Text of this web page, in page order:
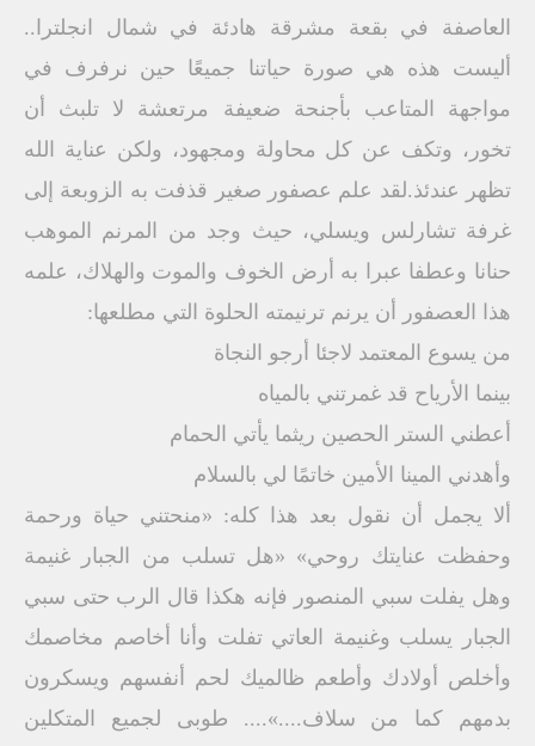
العاصفة في بقعة مشرقة هادئة في شمال انجلترا..
أليست هذه هي صورة حياتنا جميعًا حين نرفرف في
مواجهة المتاعب بأجنحة ضعيفة مرتعشة لا تلبث أن
تخور، وتكف عن كل محاولة ومجهود، ولكن عناية الله
تظهر عندئذ.لقد علم عصفور صغير قذفت به الزوبعة إلى
غرفة تشارلس ويسلي، حيث وجد من المرنم الموهب
حنانا وعطفا عبرا به أرض الخوف والموت والهلاك، علمه
هذا العصفور أن يرنم ترنيمته الحلوة التي مطلعها:
من يسوع المعتمد لاجئا أرجو النجاة
بينما الأرياح قد غمرتني بالمياه
أعطني الستر الحصين ريثما يأتي الحمام
وأهدني المينا الأمين خاتمًا لي بالسلام
ألا يجمل أن نقول بعد هذا كله: «منحتني حياة ورحمة
وحفظت عنايتك روحي» «هل تسلب من الجبار غنيمة
وهل يفلت سبي المنصور فإنه هكذا قال الرب حتى سبي
الجبار يسلب وغنيمة العاتي تفلت وأنا أخاصم مخاصمك
وأخلص أولادك وأطعم ظالميك لحم أنفسهم ويسكرون
بدمهم كما من سلاف....».... طوبى لجميع المتكلين